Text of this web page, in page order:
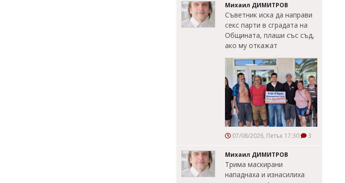
Михаил ДИМИТРОВ
Съветник иска да направи
секс парти в сградата на
Общината, плаши със съд,
ако му откажат
07/08/2026, Петък 17:30 3
Михаил ДИМИТРОВ
Трима маскирани
нападнаха и изнасилиха